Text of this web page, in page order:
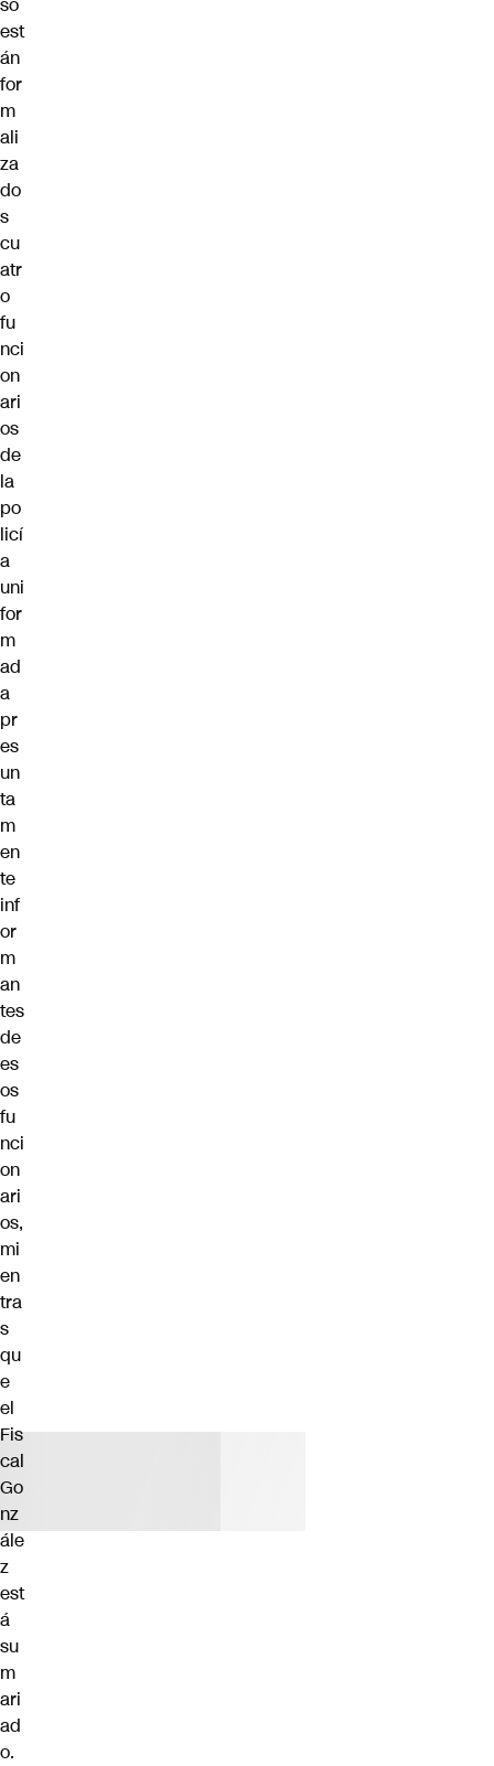
est
án
for
m
ali
za
do
s
cu
atr
o
fu
nci
on
ari
os
de
la
po
licí
a
uni
for
m
ad
a
pr
es
un
ta
m
en
te
inf
or
m
an
tes
de
es
os
fu
nci
on
ari
os,
mi
en
tra
s
qu
e
el
Fis
cal
Go
nz
ále
z
est
á
su
m
ari
ad
o.